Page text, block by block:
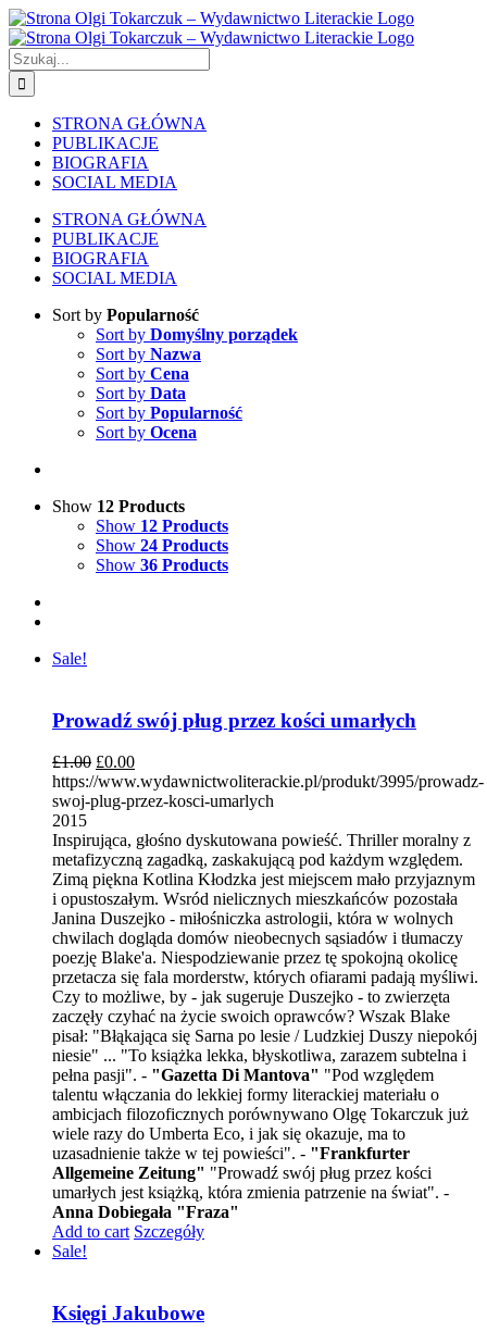
Skip
to
content
Szukaj
STRONA GŁÓWNA
PUBLIKACJE
BIOGRAFIA
SOCIAL MEDIA
STRONA GŁÓWNA
PUBLIKACJE
BIOGRAFIA
SOCIAL MEDIA
Sort by Popularność
Sort by Domyślny porządek
Sort by Nazwa
Sort by Cena
Sort by Data
Sort by Popularność
Sort by Ocena
Show 12 Products
Show 12 Products
Show 24 Products
Show 36 Products
Sale!
Prowadź swój pług przez kości umarłych
£1.00 £0.00
https://www.wydawnictwoliterackie.pl/produkt/3995/prowadz-
swoj-plug-przez-kosci-umarlych
2015
Inspirująca, głośno dyskutowana powieść. Thriller moralny z
metafizyczną zagadką, zaskakującą pod każdym względem.
Zimą piękna Kotlina Kłodzka jest miejscem mało przyjaznym
i opustoszałym. Wsród nielicznych mieszkańców pozostała
Janina Duszejko - miłośniczka astrologii, która w wolnych
chwilach dogląda domów nieobecnych sąsiadów i tłumaczy
poezję Blake'a. Niespodziewanie przez tę spokojną okolicę
przetacza się fala morderstw, których ofiarami padają myśliwi.
Czy to możliwe, by - jak sugeruje Duszejko - to zwierzęta
zaczęły czyhać na życie swoich oprawców? Wszak Blake
pisał: "Błąkająca się Sarna po lesie / Ludzkiej Duszy niepokój
niesie" ... "To książka lekka, błyskotliwa, zarazem subtelna i
pełna pasji". - "Gazetta Di Mantova" "Pod względem
talentu włączania do lekkiej formy literackiej materiału o
ambicjach filozoficznych porównywano Olgę Tokarczuk już
wiele razy do Umberta Eco, i jak się okazuje, ma to
uzasadnienie także w tej powieści". - "Frankfurter
Allgemeine Zeitung" "Prowadź swój pług przez kości
umarłych jest książką, która zmienia patrzenie na świat". -
Anna Dobiegała "Fraza"
Add to cart Szczegóły
Sale!
Księgi Jakubowe